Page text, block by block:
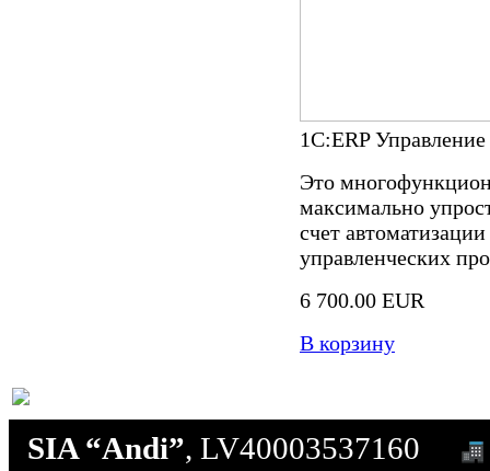
1С:ERP
Это
максимально
счет
управленческих
6 700.00 EUR
В корзину
SIA “Andi”, LV40003537160